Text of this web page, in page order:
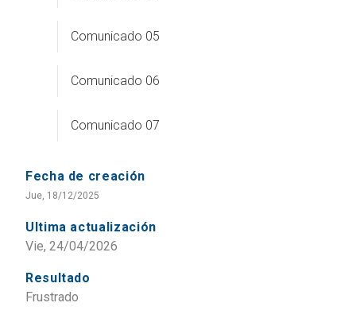
Comunicado 05
Comunicado 06
Comunicado 07
Fecha de creación
Jue, 18/12/2025
Ultima actualización
Vie, 24/04/2026
Resultado
Frustrado